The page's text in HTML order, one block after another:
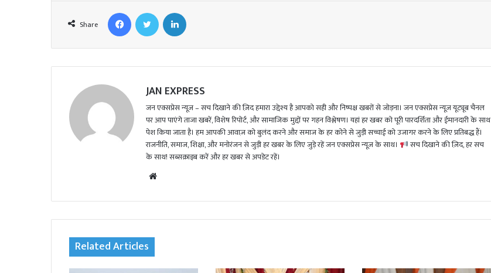
i
l
Share
JAN EXPRESS
जन एक्सप्रेस न्यूज़ – सच दिखाने की ज़िद हमारा उद्देश्य है आपको सही और निष्पक्ष खबरों से जोड़ना। जन एक्सप्रेस न्यूज़ यूट्यूब चैनल
पर आप पाएंगे ताजा खबरें, विशेष रिपोर्ट, और सामाजिक मुद्दों पर गहन विश्लेषण। यहां हर खबर को पूरी पारदर्शिता और ईमानदारी के साथ
पेश किया जाता है। हम आपकी आवाज़ को बुलंद करने और समाज के हर कोने से जुड़ी सच्चाई को उजागर करने के लिए प्रतिबद्ध हैं।
राजनीति, समाज, शिक्षा, और मनोरंजन से जुड़ी हर खबर के लिए जुड़े रहें जन एक्सप्रेस न्यूज़ के साथ।
सच दिखाने की ज़िद, हर सच
के साथ! सब्सक्राइब करें और हर खबर से अपडेट रहें।
te
Related Articles